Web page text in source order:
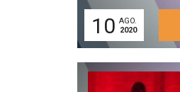
10 AGO.
2020